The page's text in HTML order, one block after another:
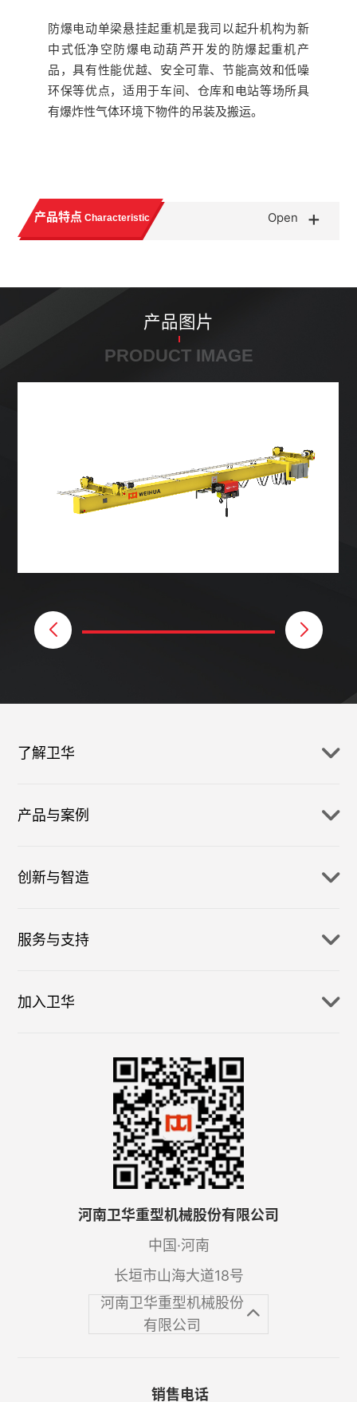
防爆电动单梁悬挂起重机是我司以起升机构为新
中式低净空防爆电动葫芦开发的防爆起重机产
品，具有性能优越、安全可靠、节能高效和低噪
环保等优点，适用于车间、仓库和电站等场所具
有爆炸性气体环境下物件的吊装及搬运。
产品特点 Characteristic Open +
产品图片
PRODUCT IMAGE
了解卫华
产品与案例
创新与智造
服务与支持
加入卫华
河南卫华重型机械股份有限公司
中国·河南
长垣市山海大道18号
河南卫华重型机械股份
有限公司
销售电话